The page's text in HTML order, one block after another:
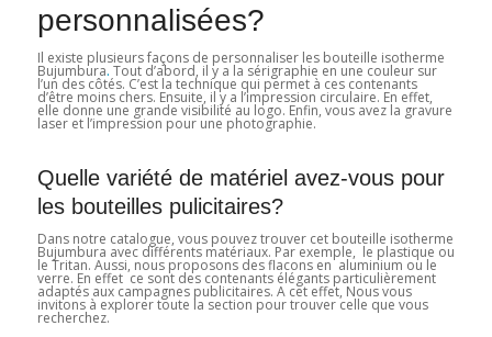
personnalisées?
Il existe plusieurs façons de personnaliser les bouteille isotherme
Bujumbura. Tout d’abord, il y a la sérigraphie en une couleur sur
l’un des côtés. C’est la technique qui permet à ces contenants
d’être moins chers. Ensuite, il y a l’impression circulaire. En effet,
elle donne une grande visibilité au logo. Enfin, vous avez la gravure
laser et l’impression pour une photographie.
Quelle variété de matériel avez-vous pour
les bouteilles pulicitaires?
Dans notre catalogue, vous pouvez trouver cet bouteille isotherme
Bujumbura avec différents matériaux. Par exemple, le plastique ou
le Tritan. Aussi, nous proposons des flacons en aluminium ou le
verre. En effet ce sont des contenants élégants particulièrement
adaptés aux campagnes publicitaires. A cet effet, Nous vous
invitons à explorer toute la section pour trouver celle que vous
recherchez.